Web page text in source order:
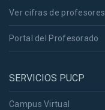
Ver cifras de profesores
Portal del Profesorado
SERVICIOS PUCP
Campus Virtual